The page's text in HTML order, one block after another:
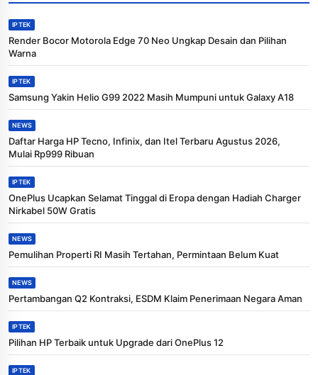
IPTEK
Render Bocor Motorola Edge 70 Neo Ungkap Desain dan Pilihan
Warna
IPTEK
Samsung Yakin Helio G99 2022 Masih Mumpuni untuk Galaxy A18
NEWS
Daftar Harga HP Tecno, Infinix, dan Itel Terbaru Agustus 2026,
Mulai Rp999 Ribuan
IPTEK
OnePlus Ucapkan Selamat Tinggal di Eropa dengan Hadiah Charger
Nirkabel 50W Gratis
NEWS
Pemulihan Properti RI Masih Tertahan, Permintaan Belum Kuat
NEWS
Pertambangan Q2 Kontraksi, ESDM Klaim Penerimaan Negara Aman
IPTEK
Pilihan HP Terbaik untuk Upgrade dari OnePlus 12
IPTEK